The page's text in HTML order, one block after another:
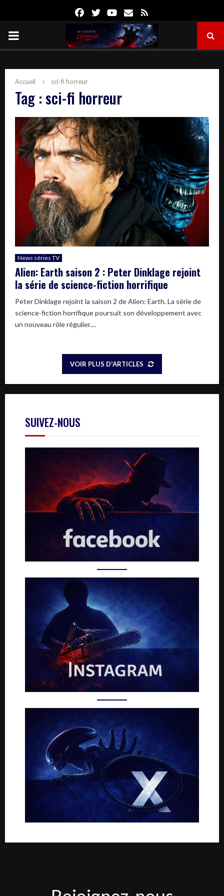
FacebookTwitterYoutube
Email
PRIMARY
Accueil sci-fi horreur
Tag : sci-fi horreur
News séries TV
Alien: Earth saison 2 : Peter Dinklage rejoint
la série de science-fiction horrifique
Peter Dinklage rejoint la saison 2 de Alien: Earth. La série de
science-fiction horrifique poursuit son développement avec
un nouveau rôle régulier....
VOIR PLUS D'ARTICLES
SUIVEZ-NOUS